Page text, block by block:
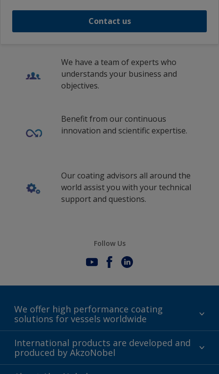
Contact us
We have a team of experts who
understands your business and
objectives.
Benefit from our continuous
innovation and scientific expertise.
Our coating advisors all around the
world assist you with your technical
support and questions.
Follow Us
We offer high performance coating
solutions for vessels worldwide
Sustainability
History
International products are developed and
produced by AkzoNobel
Innovation